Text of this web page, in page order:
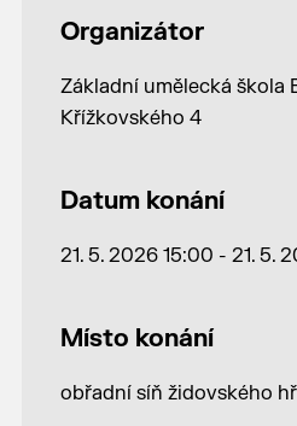
Organizátor
Základní umělecká škola
Křížkovského 4
Datum konání
21. 5. 2026 15:00 - 21. 5.
Místo konání
obřadní síň židovského